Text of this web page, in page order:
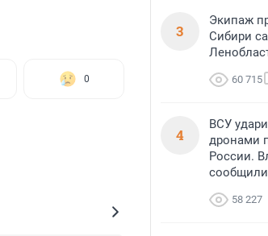
0
3
Экипаж
Сибири
60 715
4
ВСУ
дронами
России.
58 227